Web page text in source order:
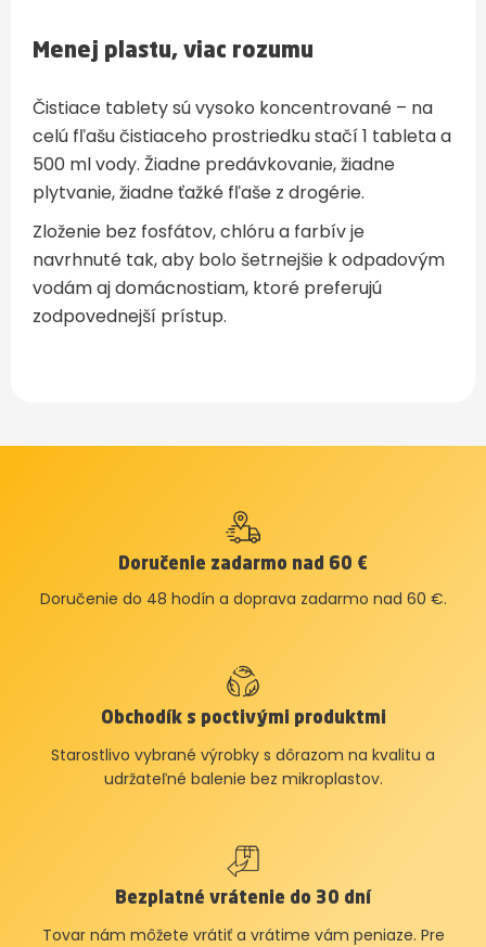
Menej plastu, viac rozumu
Čistiace tablety sú vysoko koncentrované – na
celú fľašu čistiaceho prostriedku stačí 1 tableta a
500 ml vody. Žiadne predávkovanie, žiadne
plytvanie, žiadne ťažké fľaše z drogérie.
Zloženie bez fosfátov, chlóru a farbív je
navrhnuté tak, aby bolo šetrnejšie k odpadovým
vodám aj domácnostiam, ktoré preferujú
zodpovednejší prístup.
Doručenie zadarmo nad 60 €
Doručenie do 48 hodín a doprava zadarmo nad 60 €.
Obchodík s poctivými produktmi
Starostlivo vybrané výrobky s dôrazom na kvalitu a
udržateľné balenie bez mikroplastov.
Bezplatné vrátenie do 30 dní
Tovar nám môžete vrátiť a vrátime vám peniaze. Pre